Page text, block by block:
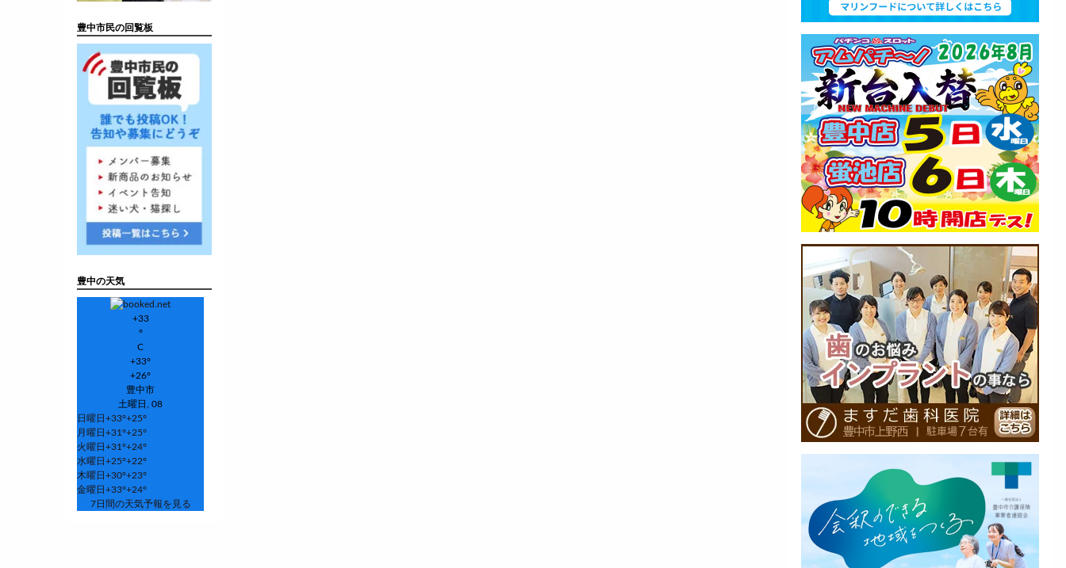
豊中市民の回覧板
豊中の天気
+33
°
C
+33°
+26°
豊中市
土曜日, 08
日曜日 +33°+25°
月曜日 +31°+25°
火曜日 +31°+24°
水曜日 +25°+22°
木曜日 +30°+23°
金曜日 +33°+24°
7日間の天気予報を見る